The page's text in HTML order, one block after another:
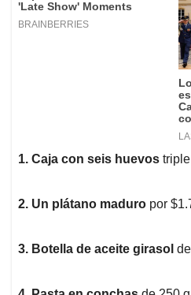
1. Caja con seis huevos
2. Un plátano maduro por
3. Botella de aceite girasol